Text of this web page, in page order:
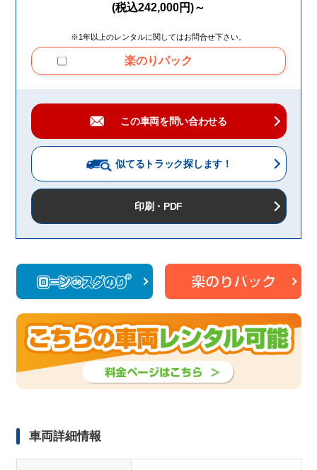
(税込242,000円)～
※1年以上のレンタルに関してはお問合せ下さい。
楽のりパック
この車両を問い合わせる
似てるトラック探します！
印刷・PDF
車両詳細情報